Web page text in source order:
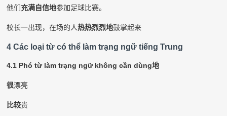
他们充满自信地参加足球比赛。
校长一出现，在场的人热热烈烈地鼓掌起来
4 Các loại từ có thể làm trạng ngữ tiếng Trung
4.1 Phó từ làm trạng ngữ không cần dùng地
很漂亮
比较贵